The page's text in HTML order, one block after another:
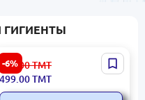
-6%
Xiaomi MES609 | Умная
электрическая зубная
щетка осцилляция 180
дней
531.00ТМТ
499.00ТМТ